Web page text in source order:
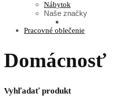
Nábytok
Naše značky
Pracovné oblečenie
Domácnosť
Vyhľadať produkt